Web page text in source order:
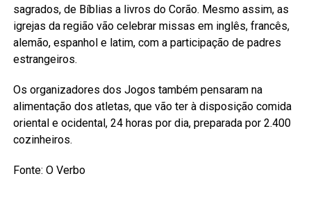
sagrados, de Bíblias a livros do Corão. Mesmo assim, as
igrejas da região vão celebrar missas em inglês, francês,
alemão, espanhol e latim, com a participação de padres
estrangeiros.
Os organizadores dos Jogos também pensaram na
alimentação dos atletas, que vão ter à disposição comida
oriental e ocidental, 24 horas por dia, preparada por 2.400
cozinheiros.
Fonte: O Verbo